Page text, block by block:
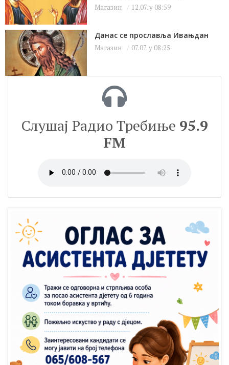
Магазин 12.07. у 08:59
Данас се прославља Ивањдан
Магазин 07.07. у 08:25
Слушај Радио Требиње 95.9
FM